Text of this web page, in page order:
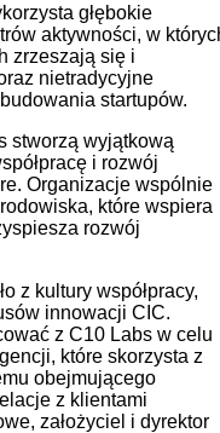
głębokie
aktywności, w
zrzeszają się i
nietradycyjne
startupów.
stworzą wyjątkową
i rozwój
Organizacje wspólnie
które wspiera
rozwój
z kultury współpracy,
innowacji CIC.
z C10 Labs w celu
które skorzysta z
obejmującego
z klientami
założyciel i dyrektor